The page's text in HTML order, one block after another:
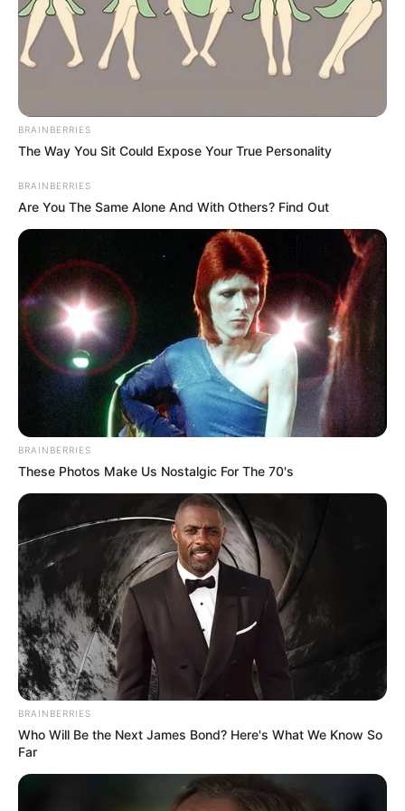
descuentos,
alcanzando rebajas que llegan a sorprender
hasta al más experimentado de los compradores.
Le puede interesar:
Precios de locura: Televisores de
última tecnología a precios de remate: ¡Desde $200.000!
El creador de contenido conocido como 'me dicen Pato',
especializado en encontrar los mejores descuentos y
ofertas en la ciudad, ha compartido la emocionante
noticia sobre esteoutlet todo al 50% liquidador, ubicado
en el reconocido centro comercial Bima.
BRAINBERRIES
The Way You Sit Could Expose Your True Personality
BRAINBERRIES
Are You The Same Alone And With Others? Find Out
BRAINBERRIES
These Photos Make Us Nostalgic For The 70's
BRAINBERRIES
Who Will Be the Next James Bond? Here's What We Know So
Far